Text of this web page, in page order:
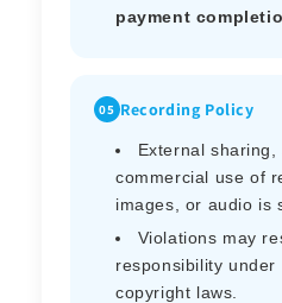
payment
05 Recording Policy
External
commercial use of
images, or audio is
Violations may
responsibility under
copyright laws.